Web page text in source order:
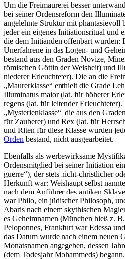
Um die Freimaurerei besser
bei seiner Ordensreform den
angelehnte Struktur mit phantasievoll
jeder ein eigenes Initiationsritual und
die dem Initianden offenbart wurden:
Unerfahrene in das Logen- und
bestand aus den Graden Novize,
römischen Göttin der Weisheit) und
niederer Erleuchteter). Die an die
„Maurerklasse“ enthielt die Grade
Illuminatus maior (lat. für höherer
regens (lat. für leitender Erleuchteter).
„Mysterienklasse“, die aus den
für Zauberer) und Rex (lat. für
und Riten für diese Klasse wurden
Orden bestand, nicht ausgearbeitet.
Ebenfalls als werbewirksame
Ordensmitglied bei seiner Initiation
guerre“), der stets nicht-christlicher
Herkunft war: Weishaupt selbst
nach dem Anführer des antiken
war Philo, ein jüdischer Philosoph,
Abaris nach einem skythischen
es Geheimnamen (München hieß z.
Peloponnes, Frankfurt war Edessa
das Datum wurde nach einem neuen
Monatsnamen angegeben, dessen
(dem Todesjahr Mohammeds) begann.